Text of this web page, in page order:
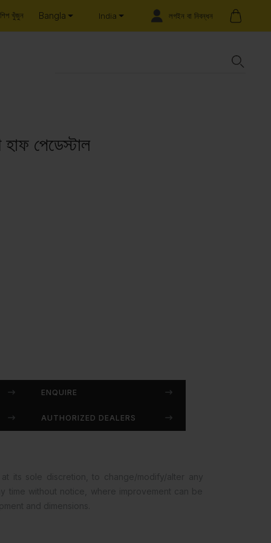
খুঁজুন Bangla India লগইন বা নিবন্ধন
পেডেস্টাল
ENQUIRE
AUTHORIZED DEALERS